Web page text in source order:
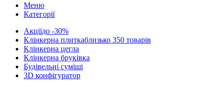
Меню
Категорії
Акціїдо -30%
Клінкерна плиткаблизько 350 товарів
Клінкерна цегла
Клінкерна бруківка
Будівельні суміші
3D конфігуратор